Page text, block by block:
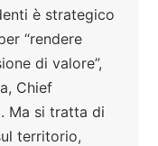
è strategico
“rendere
di valore”,
Chief
Ma si tratta di
territorio,